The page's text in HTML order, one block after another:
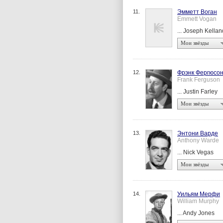
11.
Эмметт Воган
Emmett Vogan
... Joseph
Мои звёзды
12.
Фрэнк Фергюсон
Frank Ferguson
... Justin Farley
Мои звёзды
13.
Энтони Варде
Anthony Warde
... Nick Vegas
Мои звёзды
14.
Уильям Мерфи
William Murphy
... Andy Jones